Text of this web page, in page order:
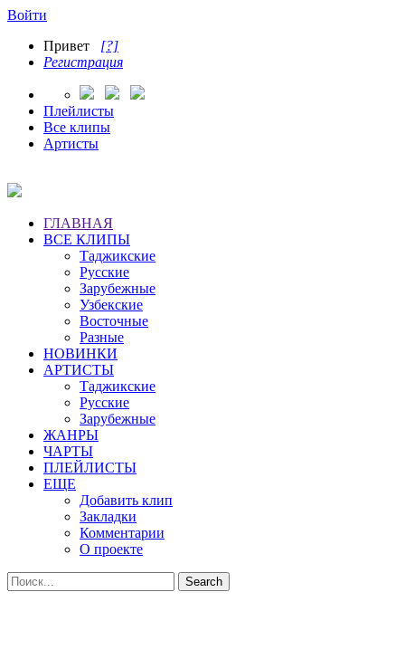
Войти
Привет [?]
Регистрация
Плейлисты
Все клипы
Артисты
ГЛАВНАЯ
ВСЕ КЛИПЫ
Таджикские
Русские
Зарубежные
Узбекские
Восточные
Разные
НОВИНКИ
АРТИСТЫ
Таджикские
Русские
Зарубежные
ЖАНРЫ
ЧАРТЫ
ПЛЕЙЛИСТЫ
ЕЩЕ
Добавить клип
Закладки
Комментарии
О проекте